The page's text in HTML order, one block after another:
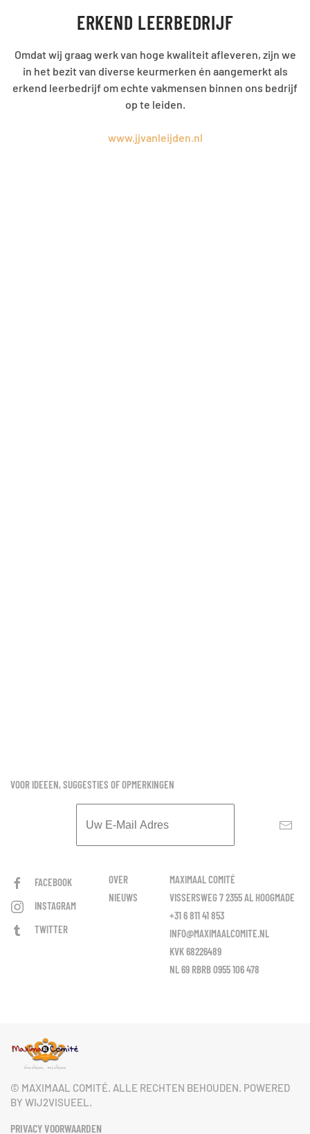
ERKEND LEERBEDRIJF
Omdat wij graag werk van hoge kwaliteit afleveren, zijn we
in het bezit van diverse keurmerken én aangemerkt als
erkend leerbedrijf om echte vakmensen binnen ons bedrijf
op te leiden.
www.jjvanleijden.nl
VOOR IDEEEN, SUGGESTIES OF OPMERKINGEN
FACEBOOK
INSTAGRAM
TWITTER
OVER
NIEUWS
MAXIMAAL COMITÉ
VISSERSWEG 7 2355 AL HOOGMADE
+31 6 811 41 853
INFO@MAXIMAALCOMITE.NL
KVK 68226489
NL 69 RBRB 0955 106 478
© MAXIMAAL COMITÉ. ALLE RECHTEN BEHOUDEN. POWERED
BY WIJ2VISUEEL.
PRIVACY VOORWAARDEN